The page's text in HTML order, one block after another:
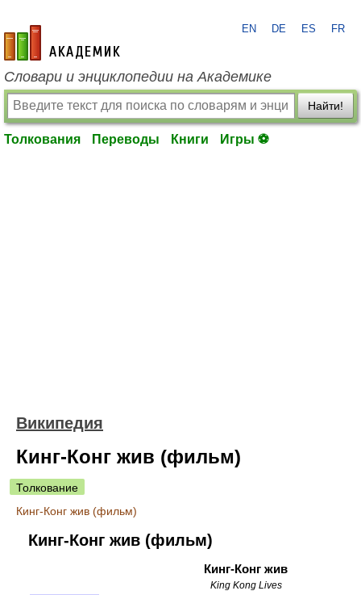
academic.ru
EN DE ES FR
Словари и энциклопедии на Академике
Найти!
Толкования Переводы Книги Игры ⚽
Википедия
Кинг-Конг жив (фильм)
Толкование
Кинг-Конг жив (фильм)
Кинг-Конг жив (фильм)
Кинг-Конг жив
King Kong Lives